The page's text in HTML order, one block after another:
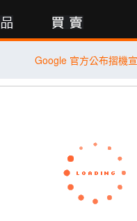
Google 官方公布摺機